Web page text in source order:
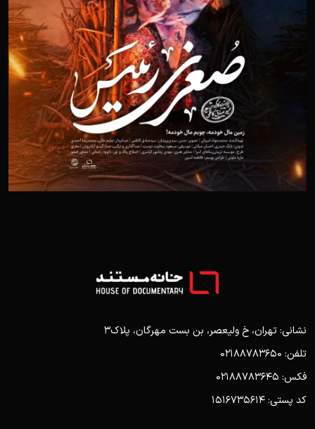
نشانی: تهران، خ ولیعصر، بن بست مهرگان، پلاک3
تلفن: 02188783650
فکس: 02188783645
کد پستی: 1516735614